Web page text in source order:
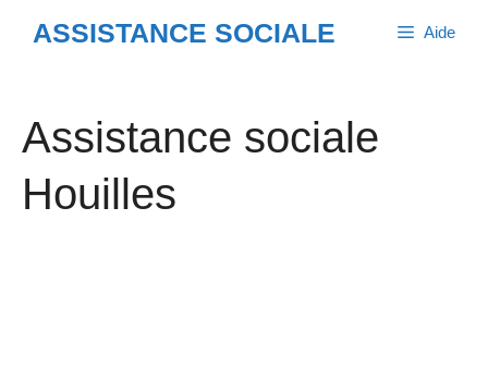
ASSISTANCE SOCIALE Aide
Assistance sociale
Houilles